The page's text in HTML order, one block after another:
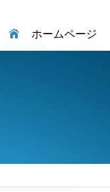
ホームページ